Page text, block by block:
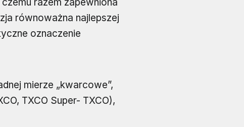
równoważna najlepszej
oznaczenie
mierze „kwarcowe”,
TXCO Super- TXCO),